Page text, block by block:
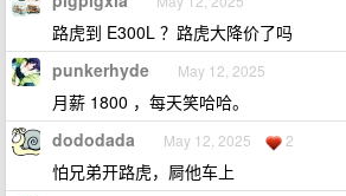
路虎到 E300L ？路虎大降价了吗
punkerhyde May 12, 2025
月薪 1800 ，每天笑哈哈。
dododada May 12, 2025 2
怕兄弟开路虎，屙他车上